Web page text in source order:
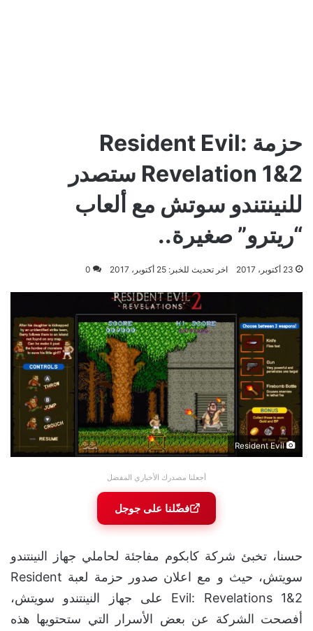
حزمة Resident Evil:
Revelation 1&2 ستصدر
للنينتندو سوتش مع ألعاب
“ريترو” صغيرة..
23 أكتوبر، 2017 اخر تحديث للخبر: 25 أكتوبر، 2017 0
Resident Evil
أجعلنا مصدرك الأخباري المفضل
فضّلنا على جوجل
حسنا، تخبئ شركة كابكوم مفاجئة لحاملي جهاز النينتندو
سويتش، حيث و مع اعلان صدور حزمة لعبة Resident
Evil: Revelations 1&2 على جهاز النينتندو سويتش،
أفصحت الشركة عن بعض الأسرار التي ستحتويها هذه